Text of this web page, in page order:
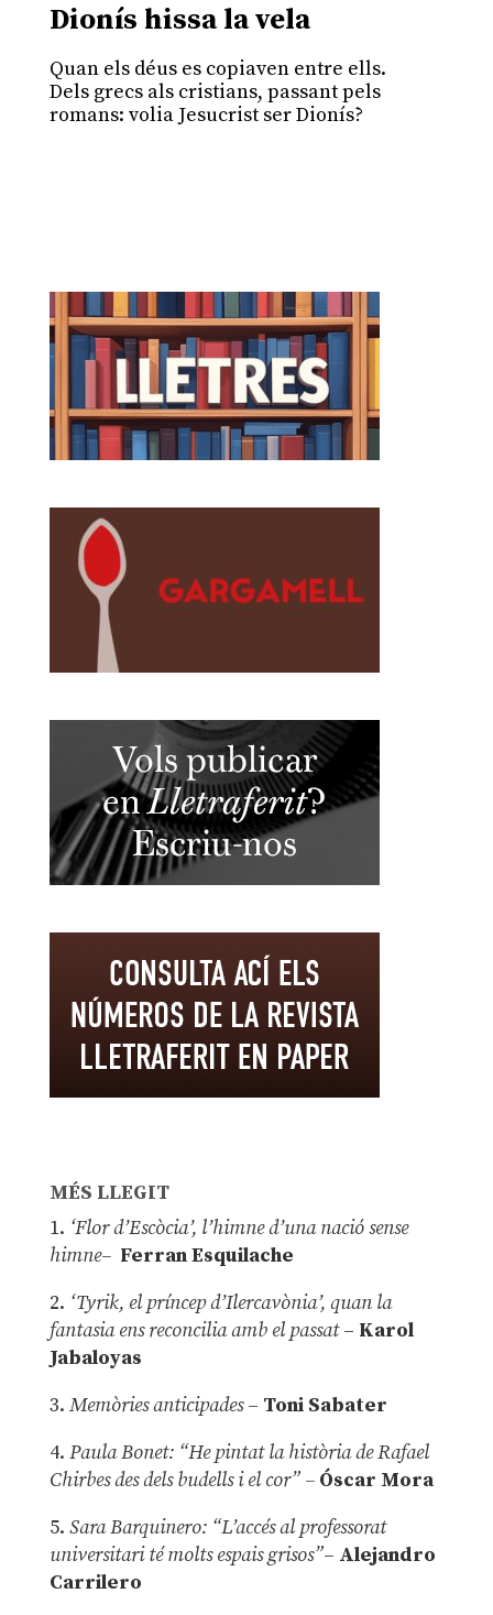
Dionís hissa la vela
Quan els déus es copiaven entre ells.
Dels grecs als cristians, passant pels
romans: volia Jesucrist ser Dionís?
MÉS LLEGIT
1. ‘Flor d’Escòcia’, l’himne d’una nació sense
himne– Ferran Esquilache
2. ‘Tyrik, el príncep d’Ilercavònia’, quan la
fantasia ens reconcilia amb el passat– Karol
Jabaloyas
3. Memòries anticipades– Toni Sabater
4. Paula Bonet: “He pintat la història de Rafael
Chirbes des dels budells i el cor” –Óscar Mora
5. Sara Barquinero: “L’accés al professorat
universitari té molts espais grisos”– Alejandro
Carrilero